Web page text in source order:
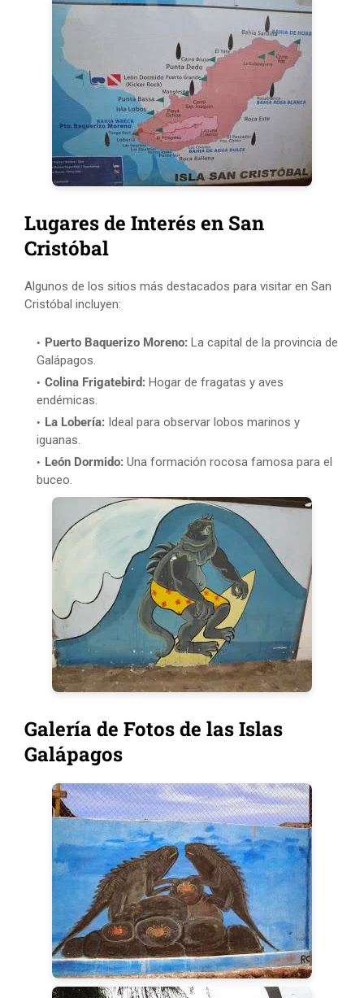
Lugares de Interés en San
Cristóbal
Algunos de los sitios más destacados para visitar en San
Cristóbal incluyen:
Puerto Baquerizo Moreno: La capital de la provincia de
Galápagos.
Colina Frigatebird: Hogar de fragatas y aves
endémicas.
La Lobería: Ideal para observar lobos marinos y
iguanas.
León Dormido: Una formación rocosa famosa para el
buceo.
Galería de Fotos de las Islas
Galápagos